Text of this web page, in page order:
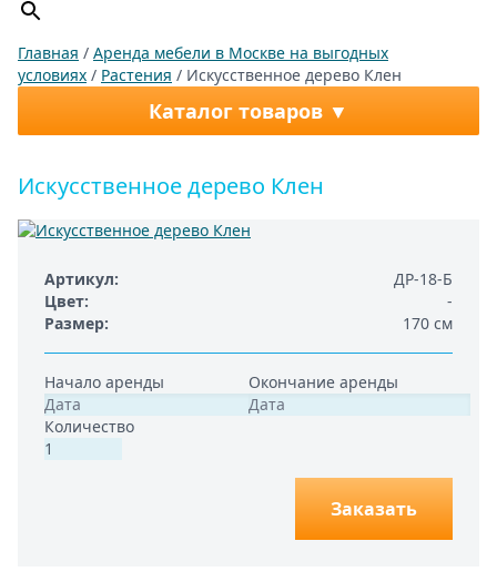
Главная / Аренда мебели в Москве на выгодных
условиях / Растения / Искусственное дерево Клен
Каталог товаров
Искусственное дерево Клен
Артикул
ДР-18-Б
Цвет
-
Размер
170 см
Начало аренды Окончание аренды
Количество
Заказать